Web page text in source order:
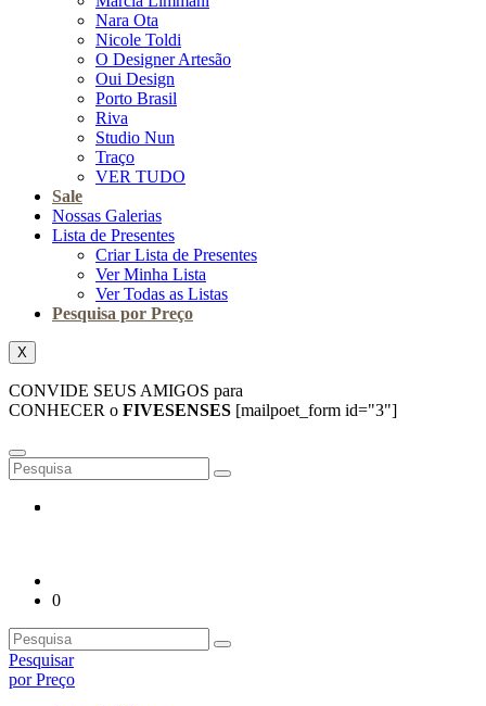
Nara Ota
Nicole Toldi
O Designer Artesão
Oui Design
Porto Brasil
Riva
Studio Nun
Traço
VER TUDO
Sale
Nossas Galerias
Lista de Presentes
Criar Lista de Presentes
Ver Minha Lista
Ver Todas as Listas
Pesquisa por Preço
X
CONVIDE SEUS AMIGOS para
CONHECER o FIVESENSES [mailpoet_form id="3"]
0
Pesquisar
por Preço